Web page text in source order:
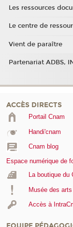
Les ressources
Le centre de
Vient de paraître
Partenariat ADBS,
ACCÈS DIRECTS
Portail Cnam
Handi'cnam
Cnam blog
Espace numérique de
La boutique du
Musée des
Accès à